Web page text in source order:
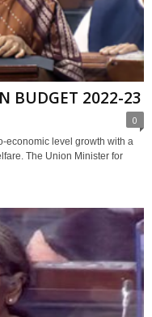
BUDGET 2022-23
0
economic level growth with a
The Union Minister for